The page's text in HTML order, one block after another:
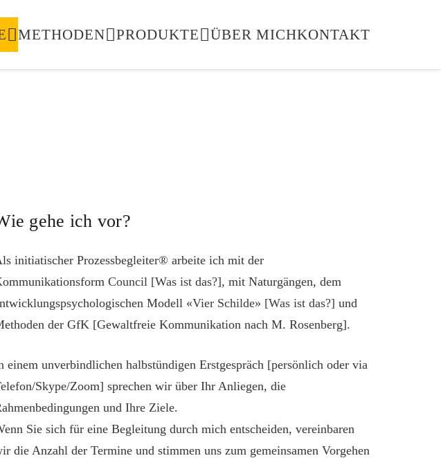
METHODEN PRODUKTE ÜBER MICHKONTAKT
gehe ich vor?
initiatischer Prozessbegleiter® arbeite ich mit der
Council [Was ist das?], mit Naturgängen, dem
Modell «Vier Schilde» [Was ist das?] und
der GfK [Gewaltfreie Kommunikation nach M. Rosenberg].
einem unverbindlichen halbstündigen Erstgespräch [persönlich oder via
Skype/Zoom] sprechen wir über Ihr Anliegen, die
und Ihre Ziele.
Sie sich für eine Begleitung durch mich entscheiden, vereinbaren
die Anzahl der Termine und stimmen uns zum gemeinsamen Vorgehen